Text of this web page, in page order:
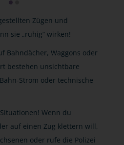
Zügen und
sie „ruhig“ wirken!
Bahndächer, Waggons oder
bestehen unsichtbare
Strom oder technische
Wenn du
auf einen Zug klettern will,
oder rufe die Polizei